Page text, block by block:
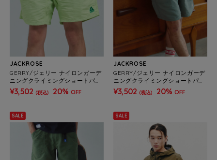
JACKROSE
GERRY/ジェリー ナイロンガーデ
ニングクライミングショートパン
ツ(MENS)
¥3,502 (税込) 20% OFF
JACKROSE
GERRY/ジェリー ナイロンガーデ
ニングクライミングショートパン
ツ(MENS)
¥3,502 (税込) 20% OFF
SALE SALE